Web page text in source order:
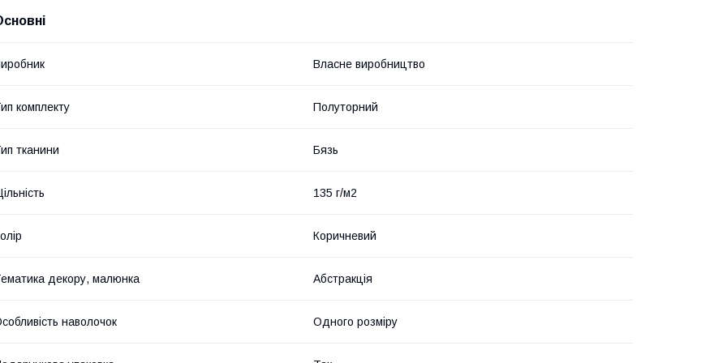
Власне виробництво
комплекту Полуторний
тканини Бязь
135 г/м2
Коричневий
декору, малюнка Абстракція
наволочок Одного розміру